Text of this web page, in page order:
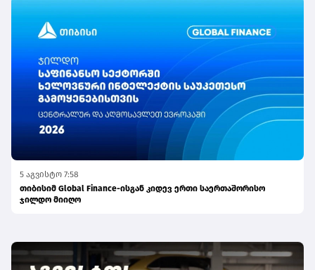
5 აგვისტო 7:58
თიბისიმ Global Finance-ისგან კიდევ ერთი საერთაშორისო
ჯილდო მიიღო